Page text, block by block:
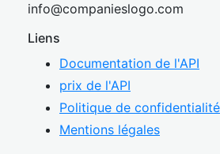
info@companieslogo.com
Liens
Documentation de l'API
prix de l'API
Politique de confidentialité
Mentions légales